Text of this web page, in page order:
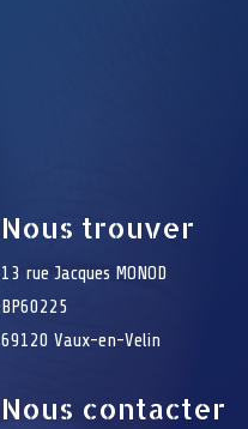
Nous trouver
13 rue Jacques MONOD
BP60225
69120 Vaux-en-Velin
Nous contacter